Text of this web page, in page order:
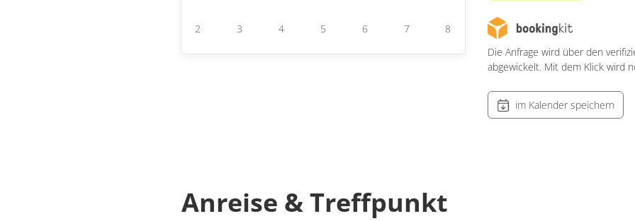
2 3 4 5 6 7 8
Die Anfrage wird über den
abgewickelt. Mit dem Klick wird
im Kalender speichern
Anreise & Treffpunkt